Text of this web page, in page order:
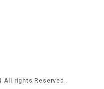
All rights Reserved.